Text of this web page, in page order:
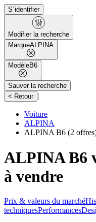
S´identifier
Modifier la recherche
MarqueALPINA
ModèleB6
Sauver la recherche
< Retour |
Voiture
ALPINA
ALPINA B6 (2
ALPINA B6
à vendre
Prix & valeurs du marché
techniquesPerformances